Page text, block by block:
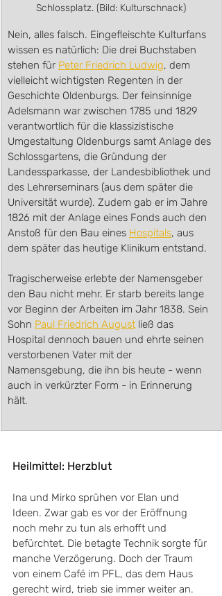
Schlossplatz. (Bild: Kulturschnack)
Nein, alles falsch. Eingefleischte Kulturfans
wissen es natürlich: Die drei Buchstaben
stehen für Peter Friedrich Ludwig, dem
vielleicht wichtigsten Regenten in der
Geschichte Oldenburgs. Der feinsinnige
Adelsmann war zwischen 1785 und 1829
verantwortlich für die klassizistische
Umgestaltung Oldenburgs samt Anlage des
Schlossgartens, die Gründung der
Landessparkasse, der Landesbibliothek und
des Lehrerseminars (aus dem später die
Universität wurde). Zudem gab er im Jahre
1826 mit der Anlage eines Fonds auch den
Anstoß für den Bau eines Hospitals, aus
dem später das heutige Klinikum entstand.
Tragischerweise erlebte der Namensgeber
den Bau nicht mehr. Er starb bereits lange
vor Beginn der Arbeiten im Jahr 1838. Sein
Sohn Paul Friedrich August ließ das
Hospital dennoch bauen und ehrte seinen
verstorbenen Vater mit der
Namensgebung, die ihn bis heute - wenn
auch in verkürzter Form - in Erinnerung
hält.
Heilmittel: Herzblut
Ina und Mirko sprühen vor Elan und
Ideen. Zwar gab es vor der Eröffnung
noch mehr zu tun als erhofft und
befürchtet. Die betagte Technik sorgte für
manche Verzögerung. Doch der Traum
von einem Café im PFL, das dem Haus
gerecht wird, trieb sie immer weiter an.